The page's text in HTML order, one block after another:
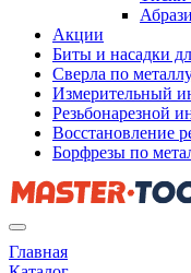
Акции
Биты и насадки
Сверла по
Измерительный
Резьбонарезной
Восстановление
Борфрезы по
Главная